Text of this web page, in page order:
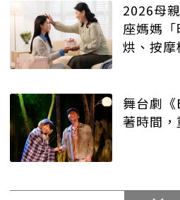
2026母
座媽媽
烘、按摩
舞台劇
著時間